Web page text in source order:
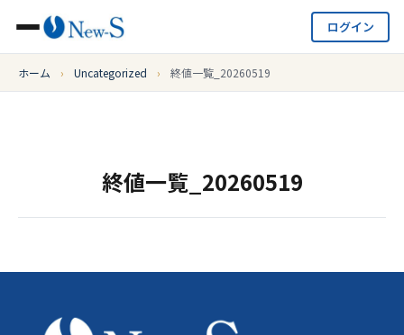
ログイン
ホーム › Uncategorized › 終値一覧_20260519
終値一覧_20260519